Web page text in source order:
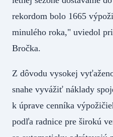
rekordom bolo 1665
minulého roka," uviedol
Bročka.
Z dôvodu vysokej
snahe vyvážiť náklady
k úprave cenníka
podľa radnice pre širokú